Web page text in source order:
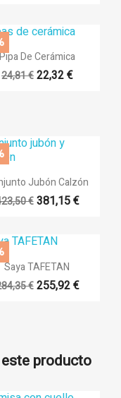
 Vista rápida
De Cerámica
24,81 €22,32 €
 Vista rápida
Jubón Calzón
€ 381,15 €
 Vista rápida
Saya TAFETAN
€ 255,92 €
producto